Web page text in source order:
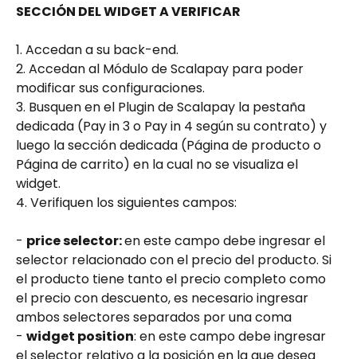
SECCIÓN DEL WIDGET A VERIFICAR
1. Accedan a su back-end.
2. Accedan al Módulo de Scalapay para poder
modificar sus configuraciones.
3. Busquen en el Plugin de Scalapay la pestaña
dedicada (Pay in 3 o Pay in 4 según su contrato) y
luego la sección dedicada (Página de producto o
Página de carrito) en la cual no se visualiza el
widget.
4. Verifiquen los siguientes campos:
- price selector: en este campo debe ingresar el
selector relacionado con el precio del producto. Si
el producto tiene tanto el precio completo como
el precio con descuento, es necesario ingresar
ambos selectores separados por una coma
- widget position: en este campo debe ingresar